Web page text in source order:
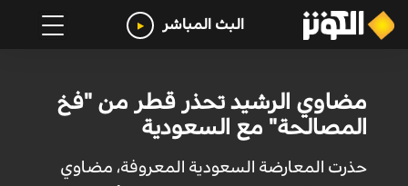
البث المباشر
مضاوي الرشيد تحذر قطر من "فخ
المصالحة" مع السعودية
حذرت المعارضة السعودية المعروفة، مضاوي